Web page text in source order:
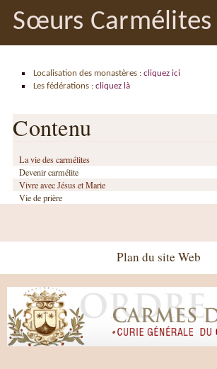
Sœurs Carmélites
Localisation des monastères : cliquez ici
Les fédérations : cliquez là
Contenu
La vie des carmélites
Devenir carmélite
Vivre avec Jésus et Marie
Vie de prière
Plan du site Web